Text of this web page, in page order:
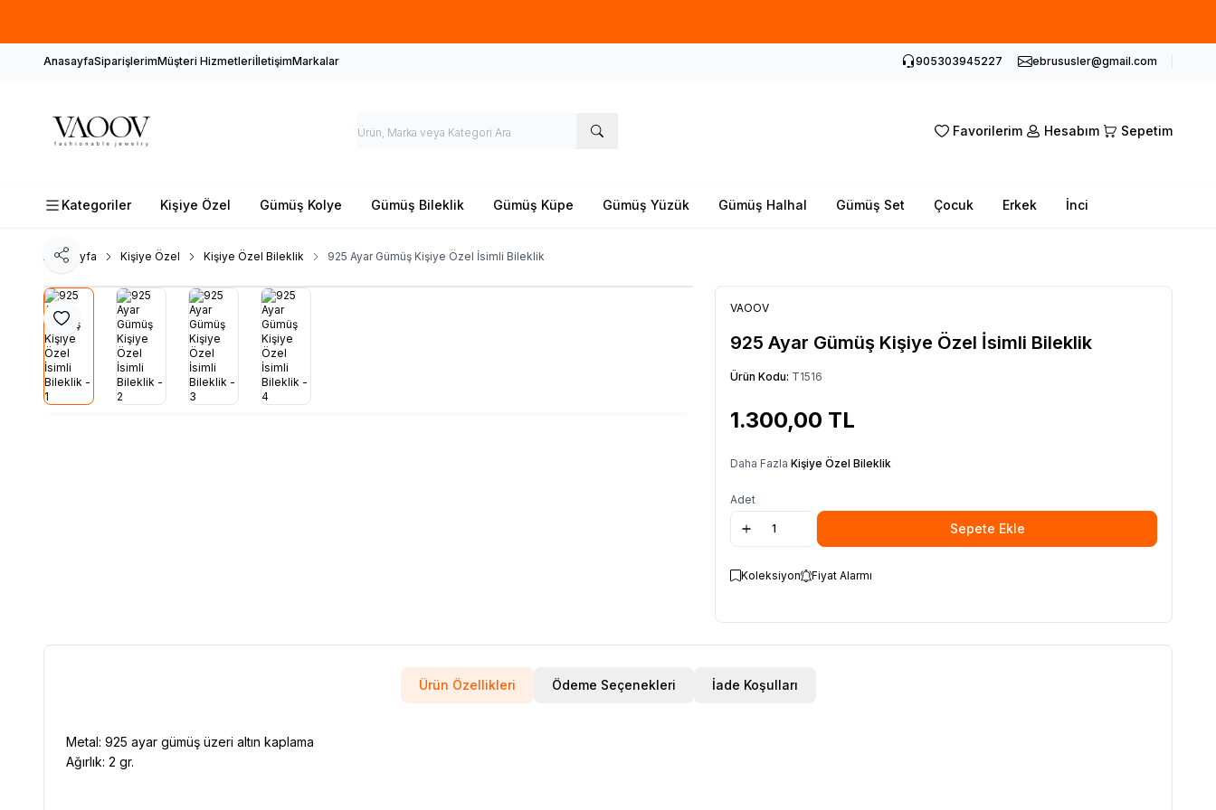
AnasayfaSiparişlerimMüşteri HizmetleriİletişimMarkalar 905303945227 ebrususler@gmail.com
Favorilerim Hesabım Sepetim
Kategoriler Kişiye Özel Gümüş Kolye Gümüş Bileklik Gümüş Küpe Gümüş Yüzük Gümüş Halhal Gümüş Set Çocuk Erkek İnci
Ana Sayfa Kişiye Özel Kişiye Özel Bileklik 925 Ayar Gümüş Kişiye Özel İsimli Bileklik
Favoriye Ekle
Paylaş
VAOOV
925 Ayar Gümüş Kişiye Özel İsimli Bileklik
Ürün Kodu: T1516
1.300,00 TL
Daha Fazla Kişiye Özel Bileklik
Adet
Sepete Ekle
Koleksiyon Fiyat Alarmı
Ürün Özellikleri Ödeme Seçenekleri İade Koşulları
Metal: 925 ayar gümüş üzeri altın kaplama
Ağırlık: 2 gr.